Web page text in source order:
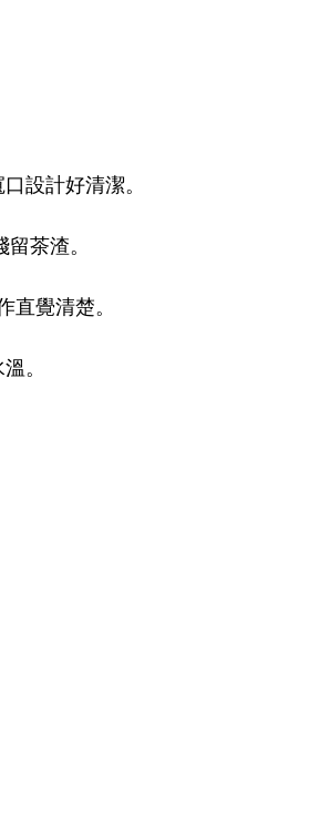
設計好清潔。
茶渣。
直覺清楚。
。